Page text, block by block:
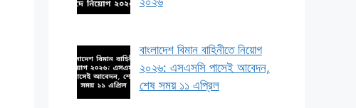
বাংলাদেশ বিমান বাহিনীতে নিয়োগ
২০২৬: এসএসসি পাসেই আবেদন,
শেষ সময় ১১ এপ্রিল